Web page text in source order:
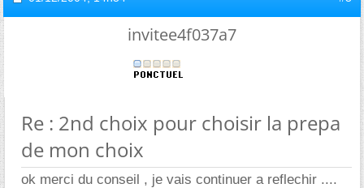
invitee4f037a7
Re : 2nd choix pour choisir la prepa
de mon choix
ok merci du conseil , je vais continuer a reflechir ....